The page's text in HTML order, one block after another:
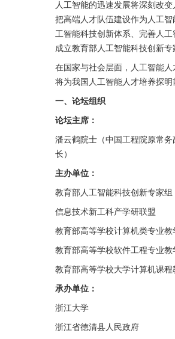
人工智能的迅速发展将深刻改
把高端人才队伍建设作为人工
工智能科技创新体系、完善人
成立教育部人工智能科技创新
在国家与社会层面，人工智能
将为我国人工智能人才培养探明
一、论坛组织
论坛主席：
潘云鹤院士（中国工程院原常
长）
主办单位：
教育部人工智能科技创新专家组
信息技术新工科产学研联盟
教育部高等学校计算机类专业
教育部高等学校软件工程专业
教育部高等学校大学计算机课
承办单位：
浙江大学
浙江省德清县人民政府